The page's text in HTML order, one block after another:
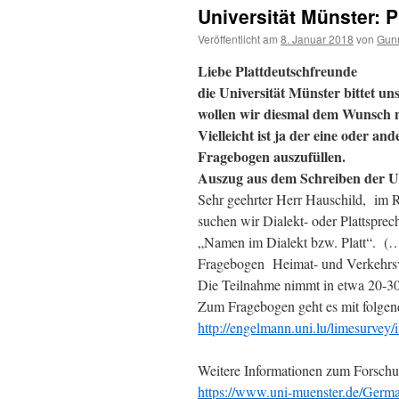
Universität Münster:
Veröffentlicht am 8. Januar 2018 von
Liebe
die Universität Münster bittet
wollen wir diesmal dem Wunsch
Vielleicht ist ja der eine oder
Fragebogen auszufüllen.
Auszug aus dem Schreiben der
Sehr geehrter Herr Hauschild, im
suchen wir Dialekt- oder
„Namen im Dialekt bzw. Platt“.
Fragebogen Heimat- und
Die Teilnahme nimmt in etwa 20-
Zum Fragebogen geht es mit
http://engelmann.uni.lu/
Weitere Informationen zum
https://www.uni-muenster.de/